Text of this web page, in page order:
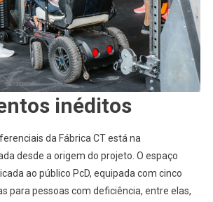
inéditos
da Fábrica CT está na
desde a origem do projeto. O espaço
ao público PcD, equipada com cinco
para pessoas com deficiência, entre elas,